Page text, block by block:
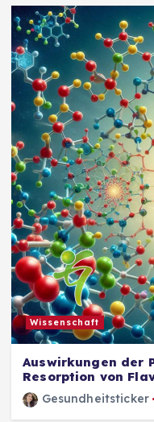
Wissenschaft
Auswirkungen der
Resorption von
Gesundheitsticker